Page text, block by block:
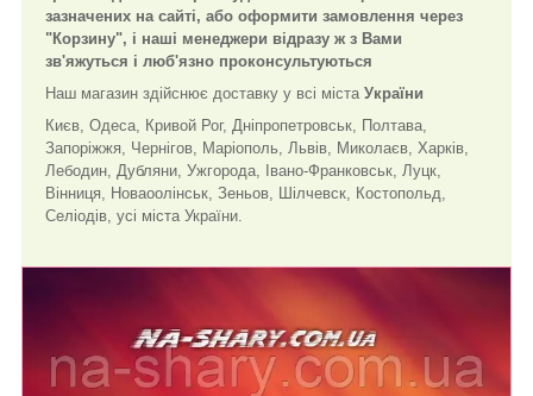
зазначених на сайті, або оформити замовлення через
"Корзину", і наші менеджери відразу ж з Вами
зв'яжуться і люб'язно проконсультуються
Наш магазин здійснює доставку у всі міста України
Києв, Одеса, Кривой Рог, Дніпропетровськ, Полтава,
Запоріжжя, Чернігов, Маріополь, Львів, Миколаєв, Харків,
Лебодин, Дубляни, Ужгорода, Івано-Франковськ, Луцк,
Вінниця, Новаоолінськ, Зеньов, Шілчевск, Костопольд,
Селіодів, усі міста України.